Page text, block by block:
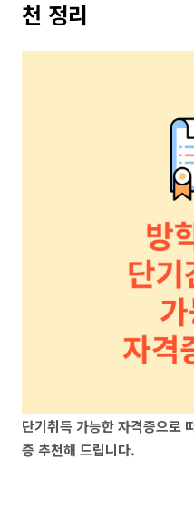
천 정리
단기취득 가능한 자격증으로
증 추천해 드립니다.